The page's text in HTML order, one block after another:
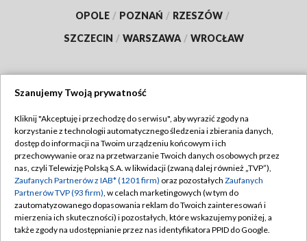
OPOLE / POZNAŃ / RZESZÓW /
SZCZECIN / WARSZAWA / WROCŁAW
TVP
Abonament TVP
Emisja w TVP
Centrum informacji TVP
Naziemna Telewizja Cyfrowa
Regulamin TVP
Polityka prywatności
Moje zgody
Pomoc
Szanujemy Twoją prywatność
Kliknij "Akceptuję i przechodzę do serwisu", aby wyrazić zgody na
korzystanie z technologii automatycznego śledzenia i zbierania danych,
dostęp do informacji na Twoim urządzeniu końcowym i ich
przechowywanie oraz na przetwarzanie Twoich danych osobowych przez
nas, czyli Telewizję Polską S.A. w likwidacji (zwaną dalej również „TVP”),
Zaufanych Partnerów z IAB* (1201 firm) oraz pozostałych Zaufanych
Partnerów TVP (93 firm), w celach marketingowych (w tym do
zautomatyzowanego dopasowania reklam do Twoich zainteresowań i
mierzenia ich skuteczności) i pozostałych, które wskazujemy poniżej, a
także zgody na udostępnianie przez nas identyfikatora PPID do Google.